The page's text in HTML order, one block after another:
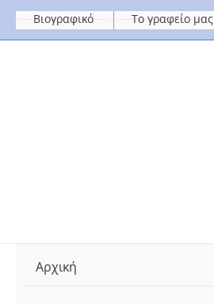
Μετάβαση
στο
Βιογραφικό Το γραφείο μας
Αρχική